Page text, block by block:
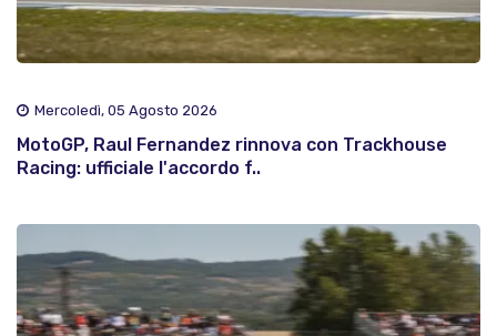
Mercoledì, 05 Agosto 2026
MotoGP, Raul Fernandez rinnova con Trackhouse
Racing: ufficiale l'accordo f..